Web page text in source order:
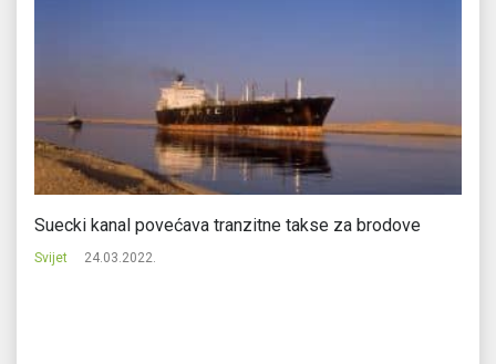
Suecki kanal povećava tranzitne takse za brodove
Svijet 24.03.2022.